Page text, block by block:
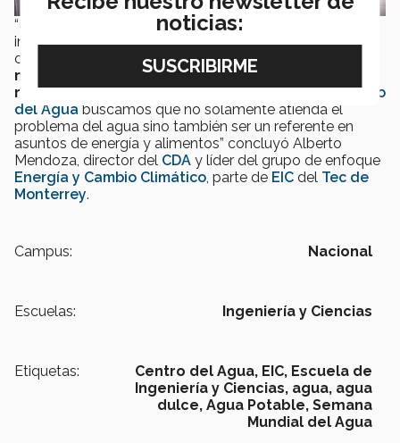
“Existe una necesidad de que nuestros centros de
investigación evolucionen al adoptar mejores prácticas,
contar con herramientas científicas y
manera más holística las problemáticas de la
región en la que se encuentra. En el caso delCentro
del Agua buscamos que no solamente atienda el
problema del agua sino también ser un referente en
asuntos de energía y alimentos” concluyó Alberto
Mendoza, director del CDA y líder del grupo de enfoque
Energía y Cambio Climático, parte de EIC del Tec de
Monterrey.
Campus: Nacional
Escuelas: Ingeniería y Ciencias
Etiquetas: Centro del Agua, EIC, Escuela de
Ingeniería y Ciencias, agua, agua
dulce, Agua Potable, Semana
Mundial del Agua
noticias: